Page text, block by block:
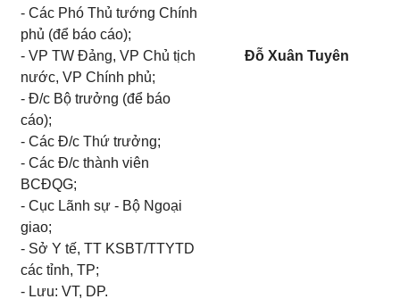
- Các Phó Thủ tướng Chính
phủ (để báo cáo);
- VP TW Đảng, VP Chủ tịch
nước, VP Chính phủ;
- Đ/c Bộ trưởng (để báo
cáo);
- Các Đ/c Thứ trưởng;
- Các Đ/c thành viên
BCĐQG;
- Cục Lãnh sự - Bộ Ngoại
giao;
- Sở Y tế, TT KSBT/TTYTD
các tỉnh, TP;
- Lưu: VT, DP.
Đỗ Xuân Tuyên